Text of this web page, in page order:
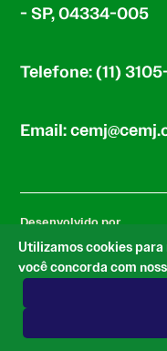
- SP, 04334-005
Telefone: (11)
Email:
Desenvolvido por
com base no tema
Utilizamos cookies
você concorda com